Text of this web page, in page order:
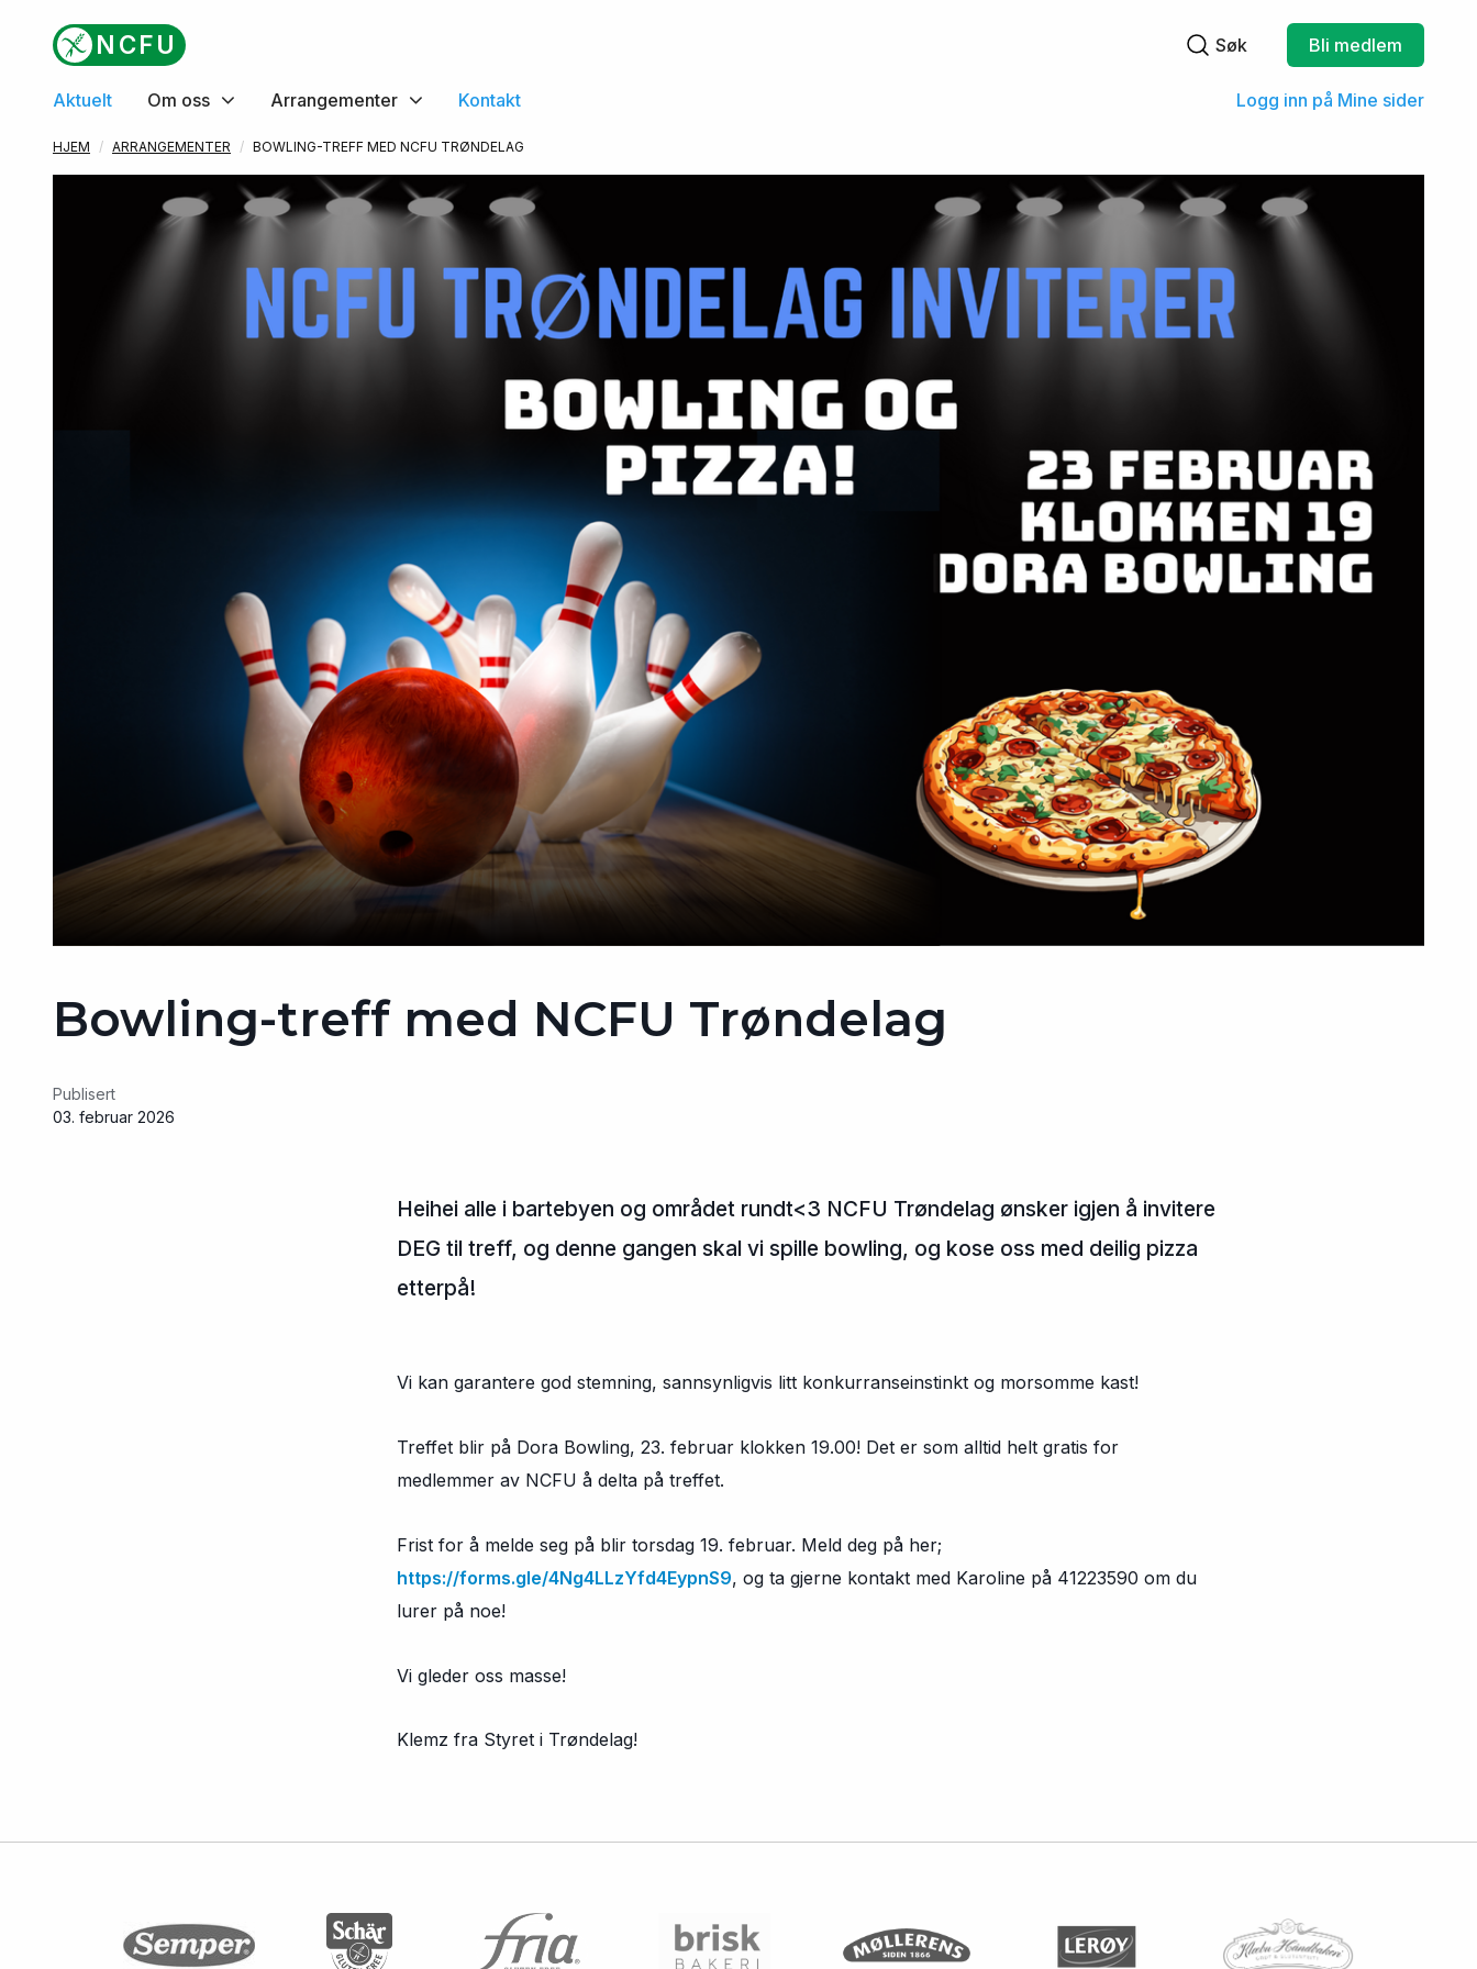
NCFU
Aktuelt Om oss Arrangementer Kontakt
Søkefelt
Søk Bli medlem
Logg inn på Mine sider
HJEM ARRANGEMENTER BOWLING-TREFF MED NCFU TRØNDELAG
Bowling-treff med NCFU Trøndelag
Publisert
03. februar 2026
Heihei alle i bartebyen og området rundt<3 NCFU Trøndelag ønsker igjen å invitere
DEG til treff, og denne gangen skal vi spille bowling, og kose oss med deilig pizza
etterpå!
Vi kan garantere god stemning, sannsynligvis litt konkurranseinstinkt og morsomme kast!
Treffet blir på Dora Bowling, 23. februar klokken 19.00! Det er som alltid helt gratis for
medlemmer av NCFU å delta på treffet.
Frist for å melde seg på blir torsdag 19. februar. Meld deg på her;
https://forms.gle/4Ng4LLzYfd4EypnS9, og ta gjerne kontakt med Karoline på 41223590 om du
lurer på noe!
Vi gleder oss masse!
Klemz fra Styret i Trøndelag!